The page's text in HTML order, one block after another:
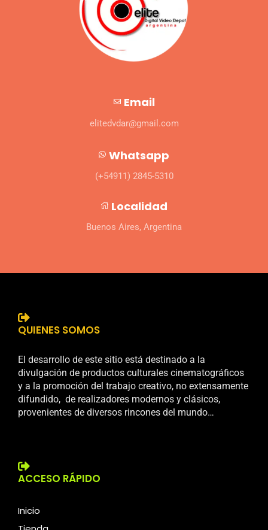
Email
elitedvdar@gmail.com
Whatsapp
(+54911) 2845-5310
Localidad
Buenos Aires, Argentina
QUIENES SOMOS
El desarrollo de este sitio está destinado a la
divulgación de productos culturales cinematográficos
y a la promoción del trabajo creativo, no extensamente
difundido, de realizadores modernos y clásicos,
provenientes de diversos rincones del mundo…
ACCESO RÁPIDO
Inicio